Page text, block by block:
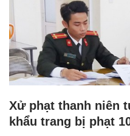
Xử phạt thanh niên
khẩu trang bị phạt